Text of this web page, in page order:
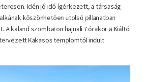
Idén jó idő ígérkezett, a társaság
köszönhetően utolsó pillanatban
A kaland szombaton hajnali 7 órakor a Kiáltó
Kakasos templomtól indult.